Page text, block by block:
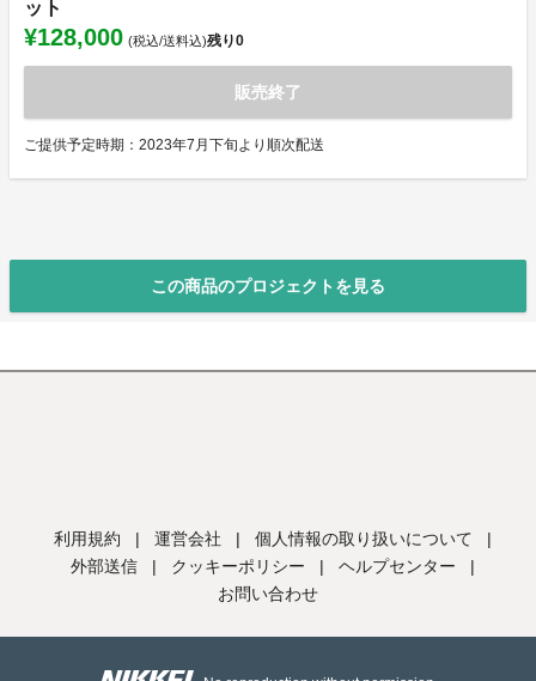
ット
¥128,000 (税込/送料込)残り0
販売終了
ご提供予定時期：2023年7月下旬より順次配送
この商品のプロジェクトを見る
利用規約 | 運営会社 | 個人情報の取り扱いについて
|
外部送信
| クッキーポリシー | ヘルプセンター
|
お問い合わせ